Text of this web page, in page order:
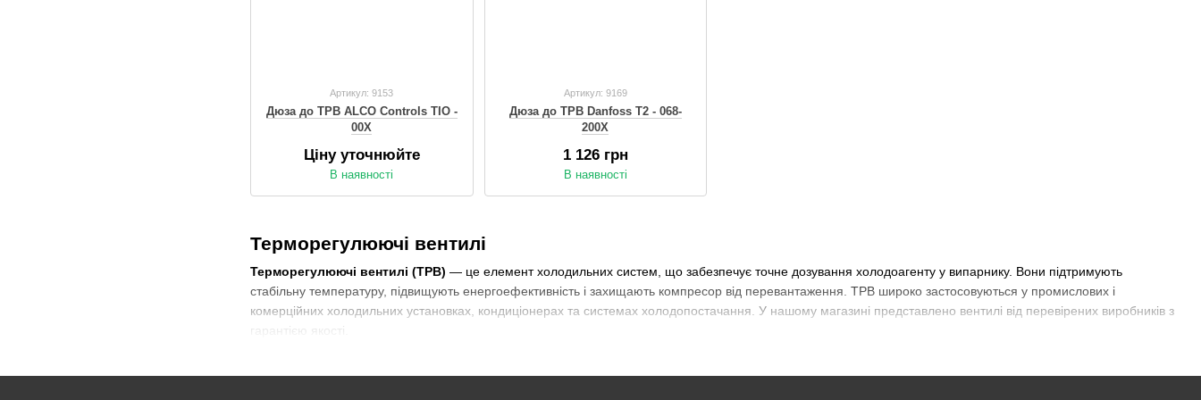
Терморегулюючі вентилі
Терморегулюючі вентилі (ТРВ) — це елемент холодильних систем, що забезпечує точне дозування холодоагенту у випарнику. Вони підтримують
стабільну температуру, підвищують енергоефективність і захищають компресор від перевантаження. ТРВ широко застосовуються у промислових і
комерційних холодильних установках, кондиціонерах та системах холодопостачання. У нашому магазині представлено вентилі від перевірених виробників з
гарантією якості.
Артикул: 9153
Дюза до ТРВ ALCO Controls TIO -
00X
Ціну уточнюйте
В наявності
Артикул: 9169
Дюза до ТРВ Danfoss Т2 - 068-
200X
1 126 грн
В наявності